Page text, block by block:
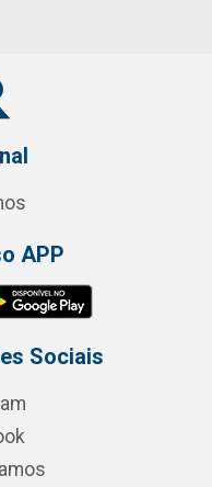
APP
Sociais